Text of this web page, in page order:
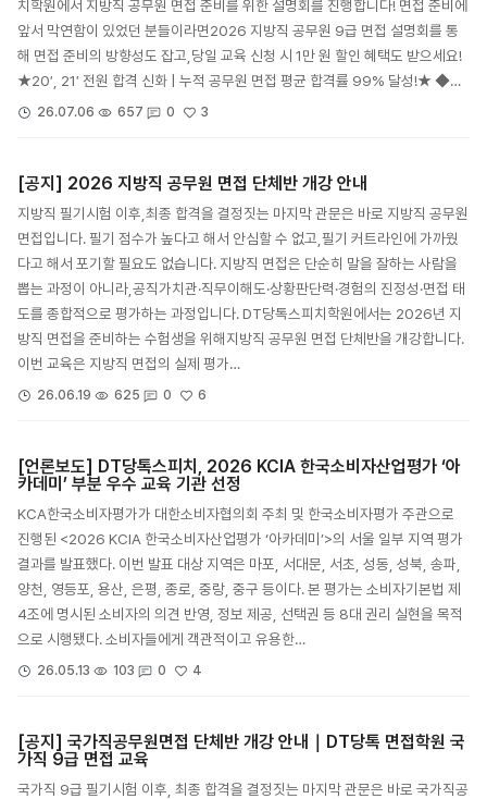
치학원에서 지방직 공무원 면접 준비를 위한 설명회를 진행합니다! 면접 준비에
앞서 막연함이 있었던 분들이라면2026 지방직 공무원 9급 면접 설명회를 통
해 면접 준비의 방향성도 잡고,당일 교육 신청 시 1만 원 할인 혜택도 받으세요!
★20′, 21′ 전원 합격 신화 | 누적 공무원 면접 평균 합격률 99% 달성!★ ◆…
26.07.06 657 0 3
[공지] 2026 지방직 공무원 면접 단체반 개강 안내
지방직 필기시험 이후,최종 합격을 결정짓는 마지막 관문은 바로 지방직 공무원
면접입니다. 필기 점수가 높다고 해서 안심할 수 없고,필기 커트라인에 가까웠
다고 해서 포기할 필요도 없습니다. 지방직 면접은 단순히 말을 잘하는 사람을
뽑는 과정이 아니라,공직가치관·직무이해도·상황판단력·경험의 진정성·면접 태
도를 종합적으로 평가하는 과정입니다. DT당톡스피치학원에서는 2026년 지
방직 면접을 준비하는 수험생을 위해지방직 공무원 면접 단체반을 개강합니다.
이번 교육은 지방직 면접의 실제 평가…
26.06.19 625 0 6
[언론보도] DT당톡스피치, 2026 KCIA 한국소비자산업평가 ‘아
카데미’ 부분 우수 교육 기관 선정
KCA한국소비자평가가 대한소비자협의회 주최 및 한국소비자평가 주관으로
진행된 <2026 KCIA 한국소비자산업평가 ‘아카데미’>의 서울 일부 지역 평가
결과를 발표했다. 이번 발표 대상 지역은 마포, 서대문, 서초, 성동, 성북, 송파,
양천, 영등포, 용산, 은평, 종로, 중랑, 중구 등이다. 본 평가는 소비자기본법 제
4조에 명시된 소비자의 의견 반영, 정보 제공, 선택권 등 8대 권리 실현을 목적
으로 시행됐다. 소비자들에게 객관적이고 유용한…
26.05.13 103 0 4
[공지] 국가직공무원면접 단체반 개강 안내｜DT당톡 면접학원 국
가직 9급 면접 교육
국가직 9급 필기시험 이후, 최종 합격을 결정짓는 마지막 관문은 바로 국가직공